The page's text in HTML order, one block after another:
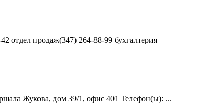
отдел продаж(347) 264-88-99 бухгалтерия
Жукова, дом 39/1, офис 401 Телефон(ы): ...